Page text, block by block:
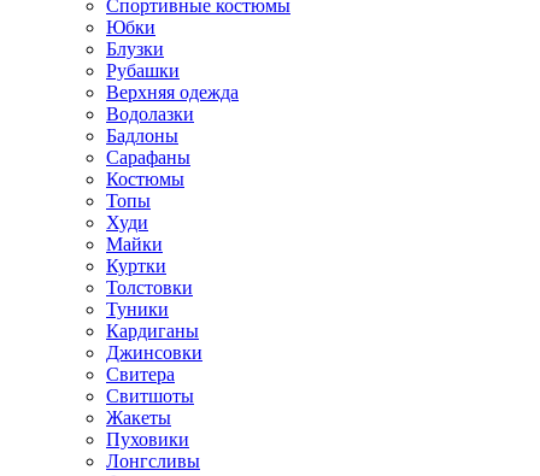
Спортивные костюмы
Юбки
Блузки
Рубашки
Верхняя одежда
Водолазки
Бадлоны
Сарафаны
Костюмы
Топы
Худи
Майки
Куртки
Толстовки
Туники
Кардиганы
Джинсовки
Свитера
Свитшоты
Жакеты
Пуховики
Лонгсливы